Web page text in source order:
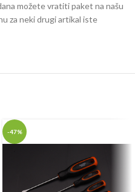
možete vratiti paket na našu
za neki drugi artikal iste
-47%